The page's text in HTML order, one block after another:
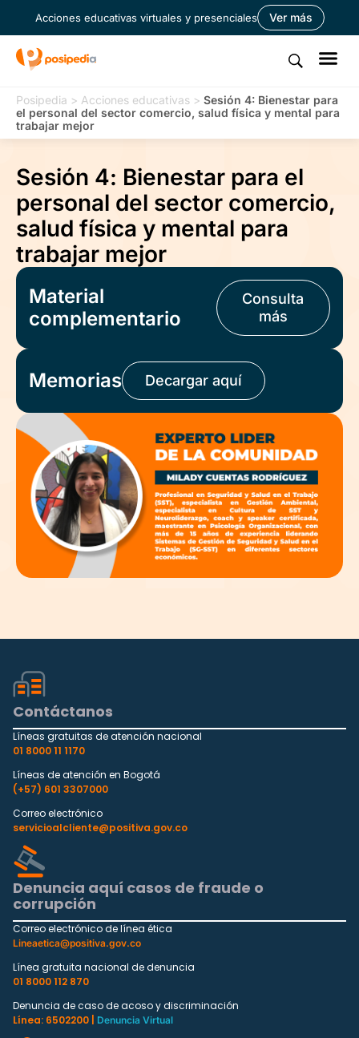
Acciones educativas virtuales y presenciales Ver más
Posipedia > Acciones educativas > Sesión 4: Bienestar para
el personal del sector comercio, salud física y mental para
trabajar mejor
Sesión 4: Bienestar para el
personal del sector comercio,
salud física y mental para
trabajar mejor
Material
complementario
Consulta
más
Memorias Decargar aquí
Contáctanos
Líneas gratuitas de atención nacional
01 8000 11 1170
Líneas de atención en Bogotá
(+57) 601 3307000
Correo electrónico
servicioalcliente@positiva.gov.co
Denuncia aquí casos de fraude o
corrupción
Correo electrónico de línea ética
Lineaetica@positiva.gov.co
Línea gratuita nacional de denuncia
01 8000 112 870
Denuncia de caso de acoso y discriminación
Línea: 6502200 |
Denuncia Virtual